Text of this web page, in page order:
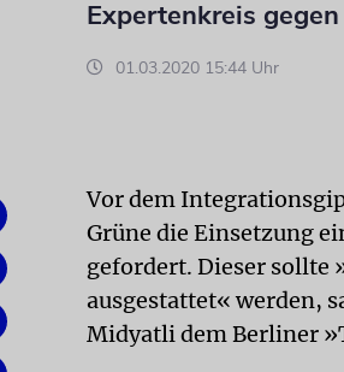
Expertenkreis
01.03.2020 15:44 Uhr
Vor dem
Grüne die Einsetzung
gefordert. Dieser sollte
ausgestattet« werden,
Midyatli dem Berliner